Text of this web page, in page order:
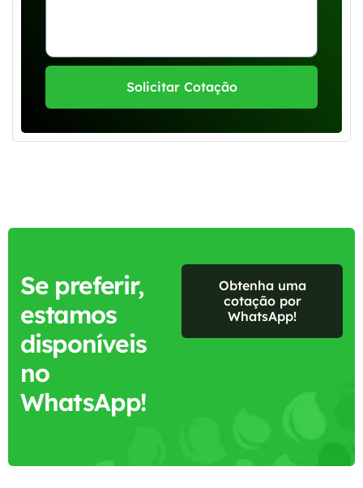
Solicitar Cotação
Se preferir,
estamos
disponíveis
no
WhatsApp!
Obtenha uma
cotação por
WhatsApp!